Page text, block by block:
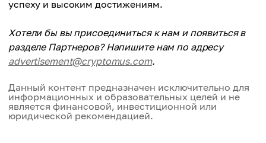
успеху и высоким достижениям.
Хотели бы вы присоединиться к нам и появиться в
разделе Партнеров? Напишите нам по адресу
advertisement@cryptomus.com.
Данный контент предназначен исключительно для
информационных и образовательных целей и не
является финансовой, инвестиционной или
юридической рекомендацией.